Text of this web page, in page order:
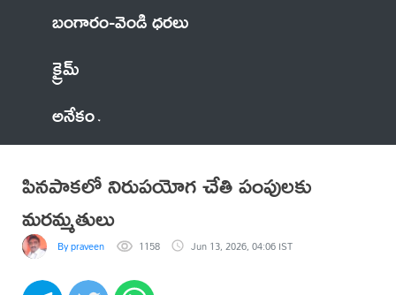
బంగారం-వెండి ధరలు
క్రైమ్
అనేకం
పినపాకలో నిరుపయోగ చేతి పంపులకు
మరమ్మతులు
By praveen 1158 Jun 13, 2026, 04:06 IST